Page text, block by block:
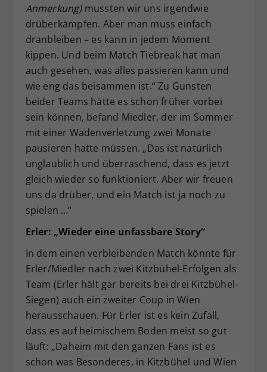
Anmerkung)mussten wir uns irgendwie
drüberkämpfen. Aber man muss einfach
dranbleiben – es kann in jedem Moment
kippen. Und beim Match Tiebreak hat man
auch gesehen, was alles passieren kann und
wie eng das beisammen ist.“ Zu Gunsten
beider Teams hätte es schon früher vorbei
sein können, befand Miedler, der im Sommer
mit einer Wadenverletzung zwei Monate
pausieren hatte müssen. „Das ist natürlich
unglaublich und überraschend, dass es jetzt
gleich wieder so funktioniert. Aber wir freuen
uns da drüber, und ein Match ist ja noch zu
spielen …“
Erler: „Wieder eine unfassbare Story“
In dem einen verbleibenden Match könnte für
Erler/Miedler nach zwei Kitzbühel-Erfolgen als
Team (Erler hält gar bereits bei drei Kitzbühel-
Siegen) auch ein zweiter Coup in Wien
herausschauen. Für Erler ist es kein Zufall,
dass es auf heimischem Boden meist so gut
läuft: „Daheim mit den ganzen Fans ist es
schon was Besonderes, in Kitzbühel und Wien